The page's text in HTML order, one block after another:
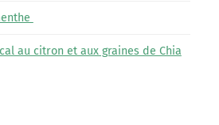
au citron et aux graines de Chia